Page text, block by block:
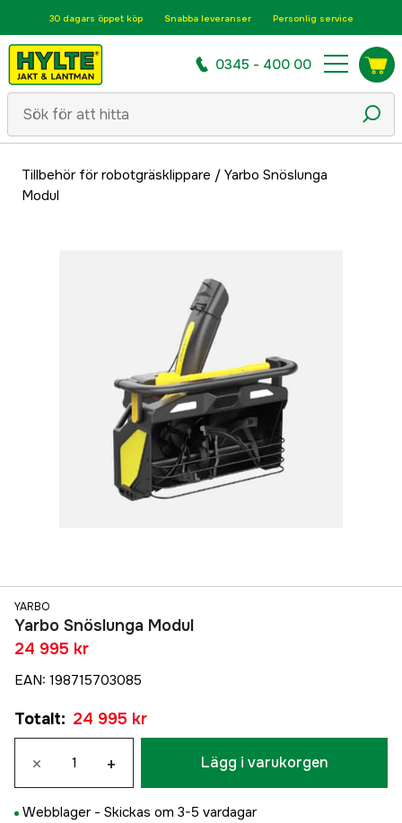
30 dagars öppet köp Snabba leveranser Personlig service
0345 - 400 00
Tillbehör för robotgräsklippare / Yarbo Snöslunga
Modul
YARBO
Yarbo Snöslunga Modul
24 995 kr
EAN: 198715703085
Totalt: 24 995 kr
× + Lägg i varukorgen
Webblager - Skickas om 3-5 vardagar